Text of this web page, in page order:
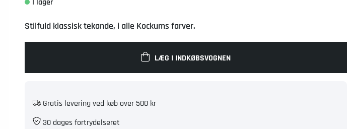
Stilfuld klassisk tekande, i alle Kockums farver.
LÆG I INDKØBSVOGNEN
Gratis levering ved køb over 500 kr
30 dages fortrydelseret